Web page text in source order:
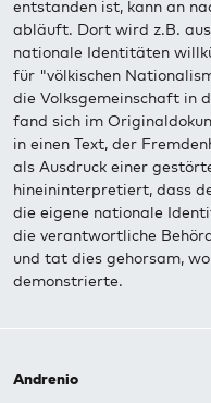
entstanden ist, kann an
abläuft. Dort wird z.B.
nationale Identitäten
für "völkischen
die Volksgemeinschaft in
fand sich im
in einen Text, der
als Ausdruck einer
hineininterpretiert, dass
die eigene nationale
die verantwortliche
und tat dies gehorsam,
demonstrierte.
Andrenio